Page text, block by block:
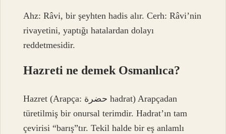
Ahz: Râvi, bir şeyhten hadis alır. Cerh: Râvi’nin
rivayetini, yaptığı hatalardan dolayı
reddetmesidir.
Hazreti ne demek Osmanlıca?
Hazret (Arapça: حضرة hadrat) Arapçadan
türetilmiş bir onursal terimdir. Hadrat’ın tam
çevirisi “barış”tır. Tekil halde bir eş anlamlı